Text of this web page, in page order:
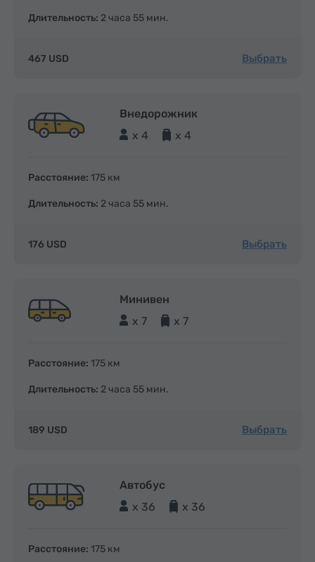
Длительность: 2 часа 55 мин.
467 USD Выбрать
Внедорожник
x 4
x 4
Расстояние: 175 км
Длительность: 2 часа 55 мин.
176 USD Выбрать
Минивен
x 7
x 7
Расстояние: 175 км
Длительность: 2 часа 55 мин.
189 USD Выбрать
Автобус
x 36
x 36
Расстояние: 175 км